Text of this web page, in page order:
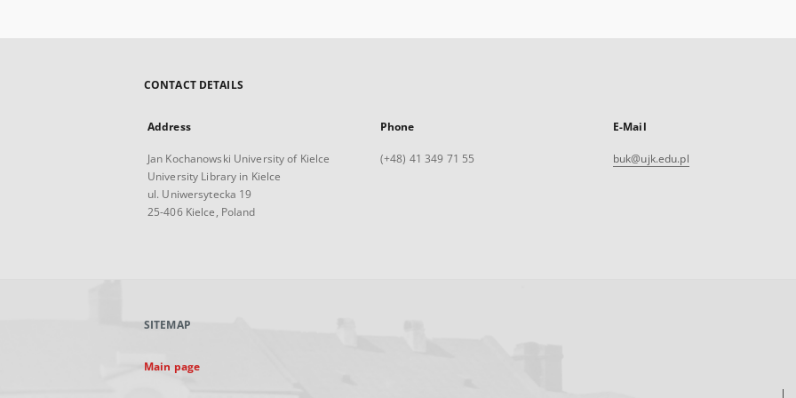
CONTACT DETAILS
Address
Jan Kochanowski University of Kielce
University Library in Kielce
ul. Uniwersytecka 19
25-406 Kielce, Poland
Phone
(+48) 41 349 71 55
E-Mail
buk@ujk.edu.pl
SITEMAP
Main page